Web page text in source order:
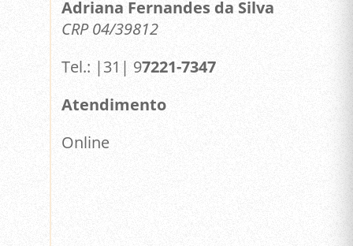
Adriana Fernandes da Silva
CRP 04/39812
Tel.: |31| 97221-7347
Atendimento
Online